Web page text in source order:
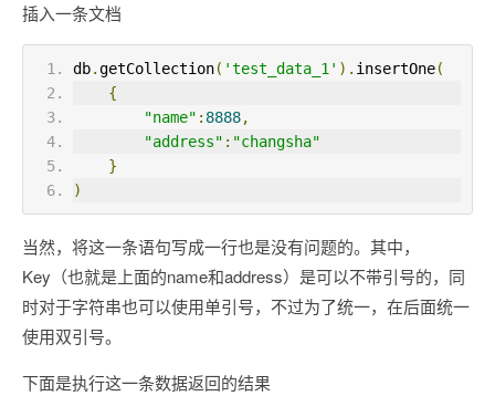
插入一条文档
db.getCollection( 'test_data_1' ). insertOne(
{
"name" : 8888,
"address" : "changsha"
}
)
当然，将这一条语句写成一行也是没有问题的。其中，
Key（也就是上面的name和address）是可以不带引号的，同
时对于字符串也可以使用单引号，不过为了统一，在后面统一
使用双引号。
下面是执行这一条数据返回的结果